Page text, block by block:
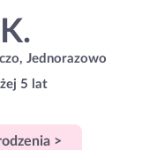
Jednorazowo
5 lat
>